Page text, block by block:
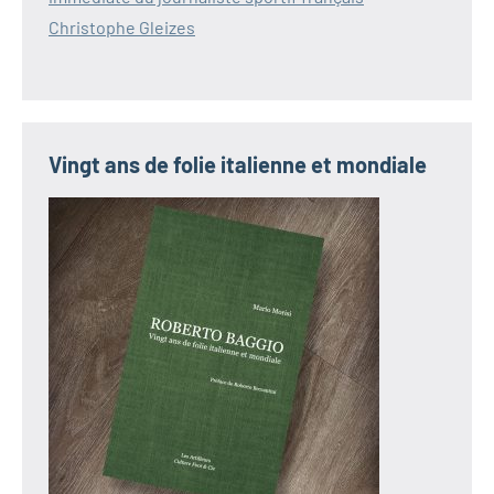
Christophe Gleizes
Vingt ans de folie italienne et mondiale